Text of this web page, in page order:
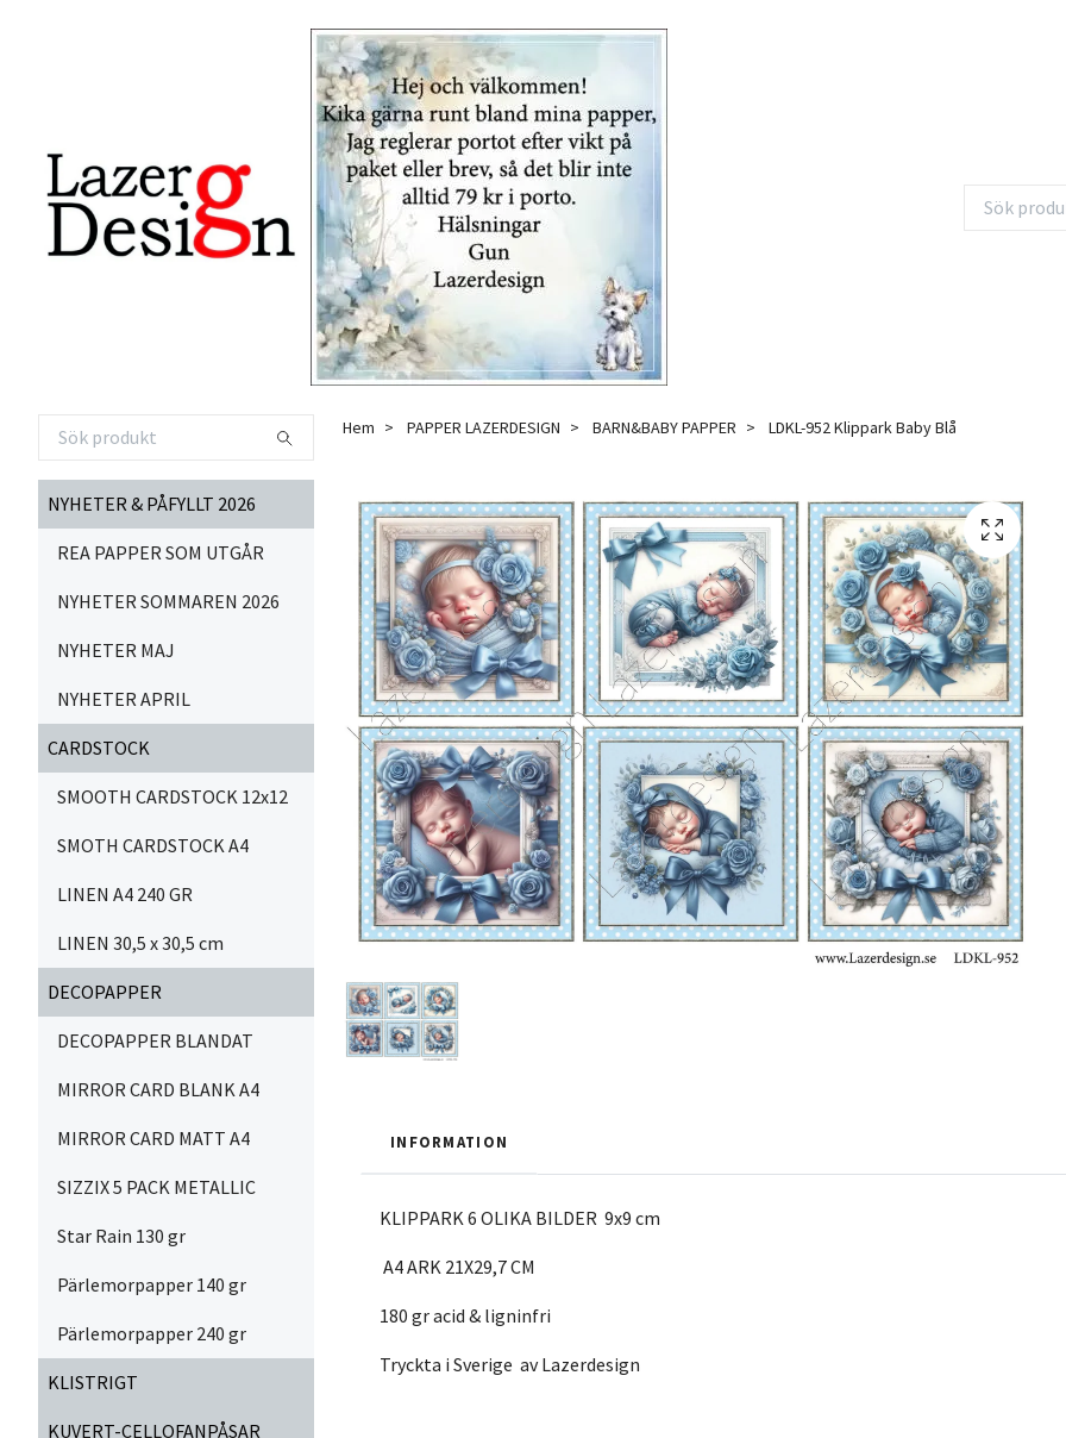
NYHETER & PÅFYLLT 2026
REA PAPPER SOM UTGÅR
NYHETER SOMMAREN 2026
NYHETER MAJ
NYHETER APRIL
CARDSTOCK
SMOOTH CARDSTOCK 12x12
SMOTH CARDSTOCK A4
LINEN A4 240 GR
LINEN 30,5 x 30,5 cm
DECOPAPPER
DECOPAPPER BLANDAT
MIRROR CARD BLANK A4
MIRROR CARD MATT A4
SIZZIX 5 PACK METALLIC
Star Rain 130 gr
Pärlemorpapper 140 gr
Pärlemorpapper 240 gr
KLISTRIGT
KUVERT-CELLOFANPÅSAR
Hem PAPPER LAZERDESIGN BARN&BABY PAPPER LDKL-952 Klippark Baby Blå
INFORMATION
KLIPPARK 6 OLIKA BILDER 9x9 cm
A4 ARK 21X29,7 CM
180 gr acid & ligninfri
Tryckta i Sverige av Lazerdesign